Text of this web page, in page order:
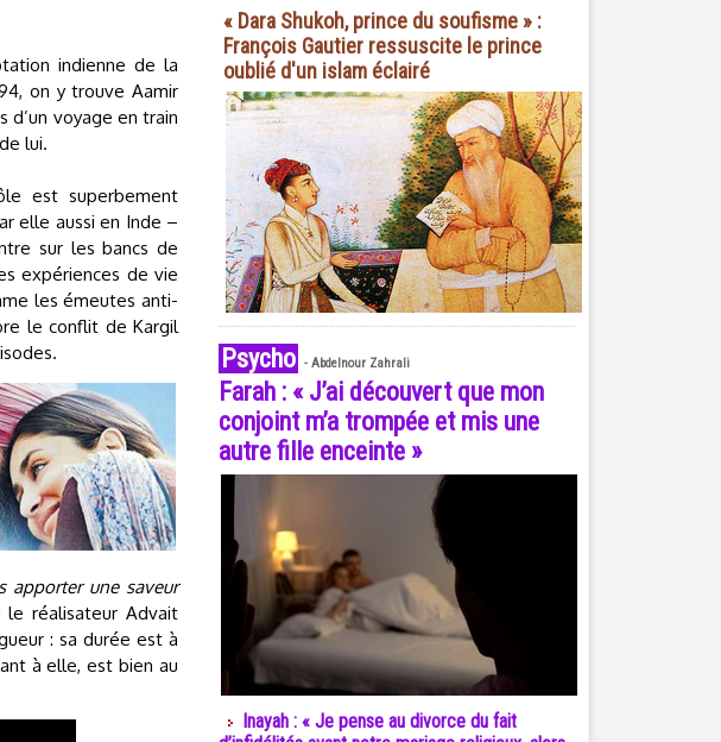
indienne de la
on y trouve Aamir
d’un voyage en train
lui.
est superbement
elle aussi en Inde –
sur les bancs de
expériences de vie
les émeutes anti-
le conflit de Kargil
apporter une saveur
le réalisateur Advait
: sa durée est à
à elle, est bien au
« Dara Shukoh, prince du soufisme » :
François Gautier ressuscite le prince
oublié d'un islam éclairé
Psycho - Abdelnour Zahrali
Farah : « J’ai découvert que mon
conjoint m’a trompée et mis une
autre fille enceinte »
Inayah : « Je pense au divorce du fait